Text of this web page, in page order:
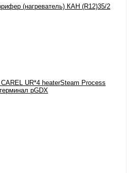
(нагреватель) КАН (R12)35/2
UR*4 heaterSteam Process
pGDX